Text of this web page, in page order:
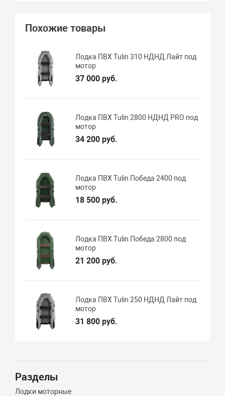
Похожие товары
Лодка ПВХ Tulin 310 НДНД Лайт под
мотор
37 000 руб.
Лодка ПВХ Tulin 2800 НДНД PRO под
мотор
34 200 руб.
Лодка ПВХ Tulin Победа 2400 под
мотор
18 500 руб.
Лодка ПВХ Tulin Победа 2800 под
мотор
21 200 руб.
Лодка ПВХ Tulin 250 НДНД Лайт под
мотор
31 800 руб.
Разделы
Лодки моторные